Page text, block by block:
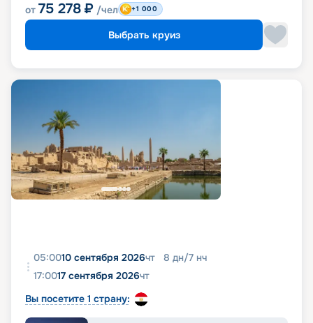
от 75 278 ₽ /чел +1 000
Выбрать круиз
05:0010 сентября 2026чт 8 дн/7 нч
17:0017 сентября 2026чт
Вы посетите 1 страну: